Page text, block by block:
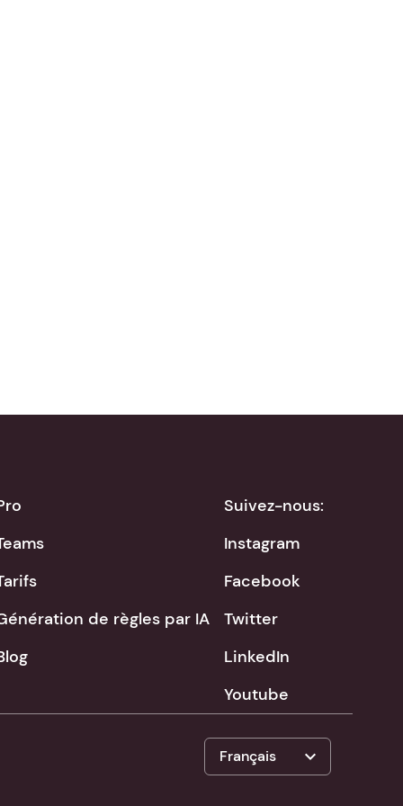
de règles par IA
Suivez-nous:
Instagram
Facebook
Twitter
LinkedIn
Youtube
Français expand_more